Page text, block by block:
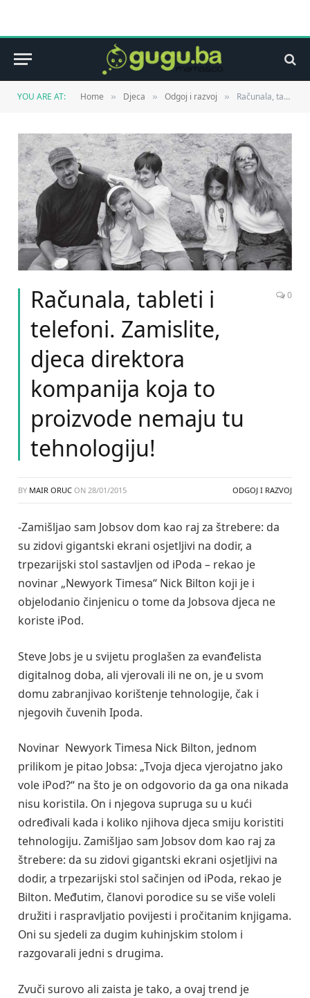
YOU ARE AT: Home » Djeca » Odgoj i razvoj » Računala, tableti i telefoni. Zamislite, djeca direktora kompanija koja to proizvode nemaju tu tehnologiju!
Računala, tableti i
telefoni. Zamislite,
djeca direktora
kompanija koja to
proizvode nemaju tu
tehnologiju!
0
BY MAIR ORUC ON 28/01/2015 ODGOJ I RAZVOJ
-Zamišljao sam Jobsov dom kao raj za štrebere: da
su zidovi gigantski ekrani osjetljivi na dodir, a
trpezarijski stol sastavljen od iPoda – rekao je
novinar „Newyork Timesa“ Nick Bilton koji je i
objelodanio činjenicu o tome da Jobsova djeca ne
koriste iPod.
Steve Jobs je u svijetu proglašen za evanđelista
digitalnog doba, ali vjerovali ili ne on, je u svom
domu zabranjivao korištenje tehnologije, čak i
njegovih čuvenih Ipoda.
Novinar Newyork Timesa Nick Bilton, jednom
prilikom je pitao Jobsa: „Tvoja djeca vjerojatno jako
vole iPod?“ na što je on odgovorio da ga ona nikada
nisu koristila. On i njegova supruga su u kući
određivali kada i koliko njihova djeca smiju koristiti
tehnologiju. Zamišljao sam Jobsov dom kao raj za
štrebere: da su zidovi gigantski ekrani osjetljivi na
dodir, a trpezarijski stol sačinjen od iPoda, rekao je
Bilton. Međutim, članovi porodice su se više voleli
družiti i raspravljatio povijesti i pročitanim knjigama.
Oni su sjedeli za dugim kuhinjskim stolom i
razgovarali jedni s drugima.
Zvuči surovo ali zaista je tako, a ovaj trend je